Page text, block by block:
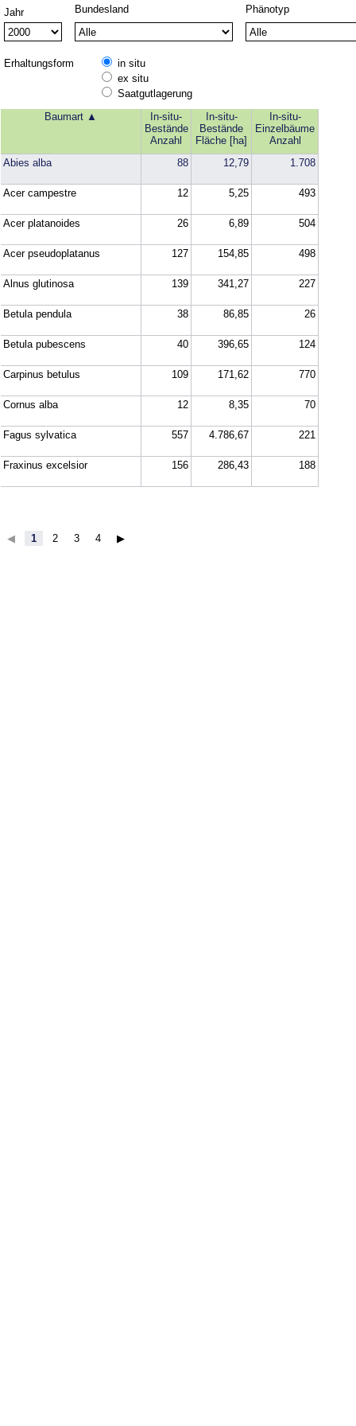
Jahr Bundesland Phänotyp
Erhaltungsform
in situ
ex situ
Saatgutlagerung
Baumart
In-situ-
Bestände
Anzahl
In-situ-
Bestände
Fläche [ha]
In-situ-
Einzelbäume
Anzahl
Abies alba
88 12,79 1.708
Acer campestre 12 5,25 493
Acer platanoides 26 6,89 504
Acer pseudoplatanus 127 154,85 498
Alnus glutinosa 139 341,27 227
Betula pendula 38 86,85 26
Betula pubescens 40 396,65 124
Carpinus betulus 109 171,62 770
Cornus alba 12 8,35 70
Fagus sylvatica 557 4.786,67 221
Fraxinus excelsior 156 286,43 188